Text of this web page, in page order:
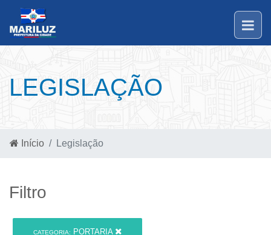
LEGISLAÇÃO
Início Legislação
Filtro
CATEGORIA: PORTARIA